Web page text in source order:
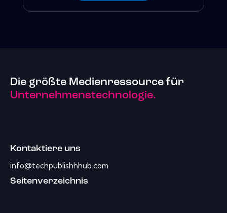
Die größte Medienressource für
Unternehmenstechnologie.
Kontaktiere uns
info@techpublishhhub.com
Seitenverzeichnis